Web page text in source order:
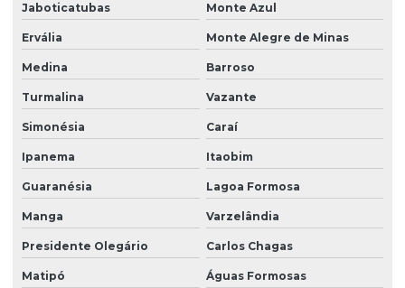
Jaboticatubas Monte Azul
Ervália Monte Alegre de Minas
Medina Barroso
Turmalina Vazante
Simonésia Caraí
Ipanema Itaobim
Guaranésia Lagoa Formosa
Manga Varzelândia
Presidente Olegário Carlos Chagas
Matipó Águas Formosas